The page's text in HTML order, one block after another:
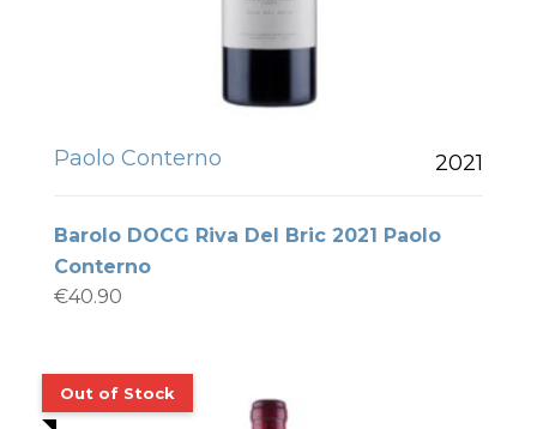
Paolo Conterno 2021
Barolo DOCG Riva Del Bric 2021 Paolo
Conterno
€40.90